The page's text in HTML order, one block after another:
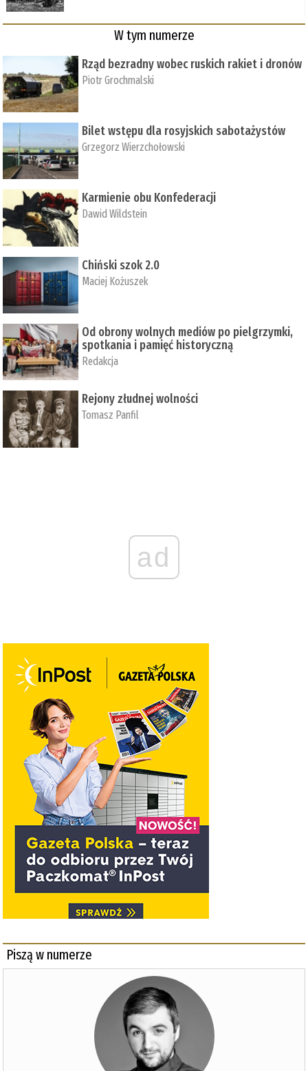
W tym numerze
Rząd bezradny wobec ruskich rakiet i dronów
Piotr Grochmalski
Bilet wstępu dla rosyjskich sabotażystów
Grzegorz Wierzchołowski
Karmienie obu Konfederacji
Dawid Wildstein
Chiński szok 2.0
Maciej Kożuszek
Od obrony wolnych mediów po pielgrzymki,
spotkania i pamięć historyczną
Redakcja
Rejony złudnej wolności
Tomasz Panfil
ad
Piszą w numerze